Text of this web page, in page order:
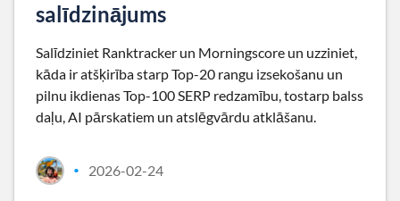
salīdzinājums
Salīdziniet Ranktracker un Morningscore un uzziniet,
kāda ir atšķirība starp Top-20 rangu izsekošanu un
pilnu ikdienas Top-100 SERP redzamību, tostarp balss
daļu, AI pārskatiem un atslēgvārdu atklāšanu.
• 2026-02-24